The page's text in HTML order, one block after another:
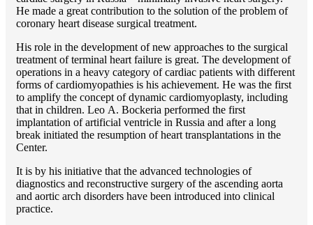
He made a great contribution to the solution of the problem of
coronary heart disease surgical treatment.
His role in the development of new approaches to the surgical
treatment of terminal heart failure is great. The development of
operations in a heavy category of cardiac patients with different
forms of cardiomyopathies is his achievement. He was the first
to amplify the concept of dynamic cardiomyoplasty, including
that in children. Lео A. Bockeria performed the first
implantation of artificial ventricle in Russia and after a long
break initiated the resumption of heart transplantations in the
Center.
It is by his initiative that the advanced technologies of
diagnostics and reconstructive surgery of the ascending aorta
and aortic arch disorders have been introduced into clinical
practice.